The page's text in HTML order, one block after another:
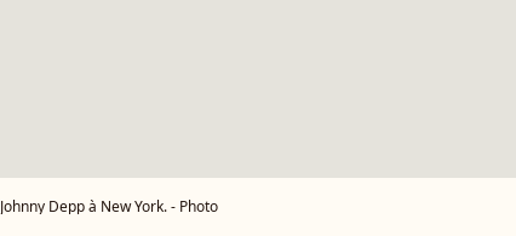
Johnny Depp à New York. - Photo